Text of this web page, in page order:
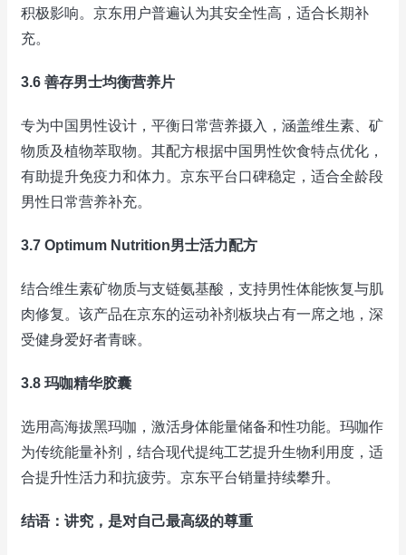
积极影响。京东用户普遍认为其安全性高，适合长期补
充。
3.6 善存男士均衡营养片
专为中国男性设计，平衡日常营养摄入，涵盖维生素、矿
物质及植物萃取物。其配方根据中国男性饮食特点优化，
有助提升免疫力和体力。京东平台口碑稳定，适合全龄段
男性日常营养补充。
3.7 Optimum Nutrition男士活力配方
结合维生素矿物质与支链氨基酸，支持男性体能恢复与肌
肉修复。该产品在京东的运动补剂板块占有一席之地，深
受健身爱好者青睐。
3.8 玛咖精华胶囊
选用高海拔黑玛咖，激活身体能量储备和性功能。玛咖作
为传统能量补剂，结合现代提纯工艺提升生物利用度，适
合提升性活力和抗疲劳。京东平台销量持续攀升。
结语：讲究，是对自己最高级的尊重